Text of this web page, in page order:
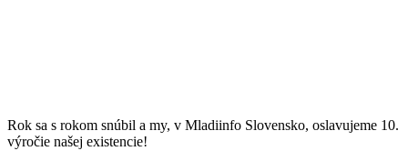
Rok sa s rokom snúbil a my, v Mladiinfo Slovensko, oslavujeme 10.
výročie našej existencie!